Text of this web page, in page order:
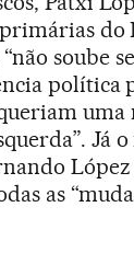
do
soube
política
uma
Já
as